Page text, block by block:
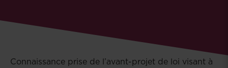
Connaissance prise de l’avant-projet de loi visant à